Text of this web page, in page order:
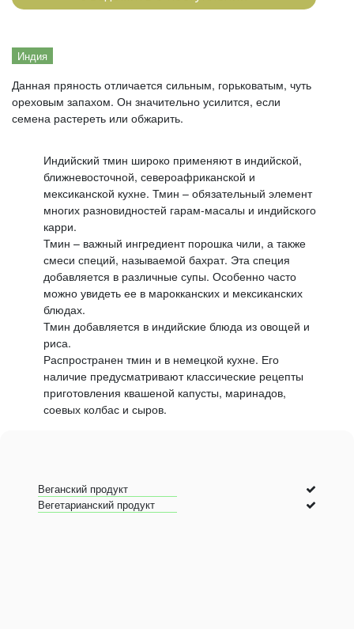
Индия
Данная пряность отличается сильным, горьковатым, чуть
ореховым запахом. Он значительно усилится, если
семена растереть или обжарить.
Индийский тмин широко применяют в индийской,
ближневосточной, североафриканской и
мексиканской кухне. Тмин – обязательный элемент
многих разновидностей гарам-масалы и индийского
карри.
Тмин – важный ингредиент порошка чили, а также
смеси специй, называемой бахрат. Эта специя
добавляется в различные супы. Особенно часто
можно увидеть ее в марокканских и мексиканских
блюдах.
Тмин добавляется в индийские блюда из овощей и
риса.
Распространен тмин и в немецкой кухне. Его
наличие предусматривают классические рецепты
приготовления квашеной капусты, маринадов,
соевых колбас и сыров.
Веганский продукт
Вегетарианский продукт